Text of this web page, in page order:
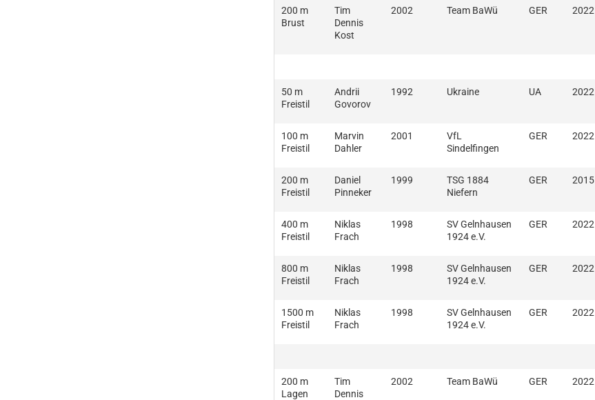
200 m
Brust
Tim
Dennis
Kost
2002 Team BaWü GER 2022
50 m
Freistil
Andrii
Govorov
1992 Ukraine UA 2022
100 m
Freistil
Marvin
Dahler
2001
VfL
Sindelfingen
GER 2022
200 m
Freistil
Daniel
Pinneker
1999
TSG 1884
Niefern
GER 2015
400 m
Freistil
Niklas
Frach
1998
SV Gelnhausen
1924 e.V.
GER 2022
800 m
Freistil
Niklas
Frach
1998
SV Gelnhausen
1924 e.V.
GER 2022
1500 m
Freistil
Niklas
Frach
1998
SV Gelnhausen
1924 e.V.
GER 2022
200 m
Lagen
Tim
Dennis
2002 Team BaWü GER 2022